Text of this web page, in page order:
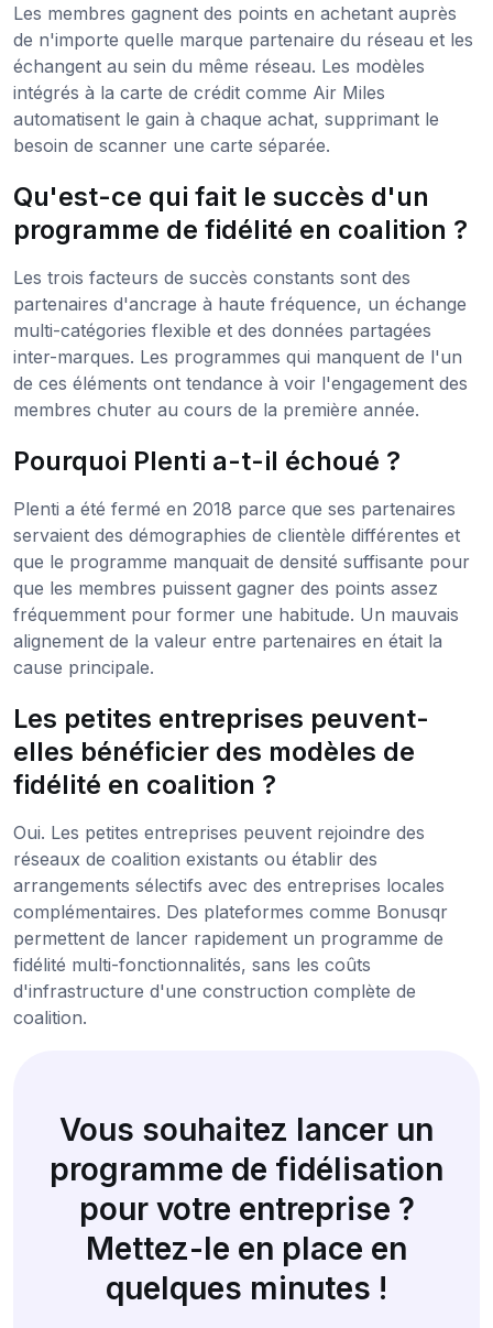
Les membres gagnent des points en achetant auprès
de n'importe quelle marque partenaire du réseau et les
échangent au sein du même réseau. Les modèles
intégrés à la carte de crédit comme Air Miles
automatisent le gain à chaque achat, supprimant le
besoin de scanner une carte séparée.
Qu'est-ce qui fait le succès d'un
programme de fidélité en coalition ?
Les trois facteurs de succès constants sont des
partenaires d'ancrage à haute fréquence, un échange
multi-catégories flexible et des données partagées
inter-marques. Les programmes qui manquent de l'un
de ces éléments ont tendance à voir l'engagement des
membres chuter au cours de la première année.
Pourquoi Plenti a-t-il échoué ?
Plenti a été fermé en 2018 parce que ses partenaires
servaient des démographies de clientèle différentes et
que le programme manquait de densité suffisante pour
que les membres puissent gagner des points assez
fréquemment pour former une habitude. Un mauvais
alignement de la valeur entre partenaires en était la
cause principale.
Les petites entreprises peuvent-
elles bénéficier des modèles de
fidélité en coalition ?
Oui. Les petites entreprises peuvent rejoindre des
réseaux de coalition existants ou établir des
arrangements sélectifs avec des entreprises locales
complémentaires. Des plateformes comme Bonusqr
permettent de lancer rapidement un programme de
fidélité multi-fonctionnalités, sans les coûts
d'infrastructure d'une construction complète de
coalition.
Vous souhaitez lancer un
programme de fidélisation
pour votre entreprise ?
Mettez-le en place en
quelques minutes !